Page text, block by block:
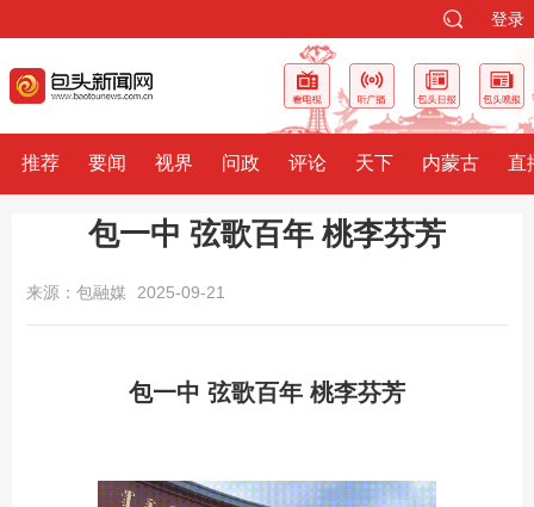
登录
推荐 要闻 视界 问政 评论 天下 内蒙古 直
包一中 弦歌百年 桃李芬芳
来源：包融媒 2025-09-21
包一中 弦歌百年 桃李芬芳